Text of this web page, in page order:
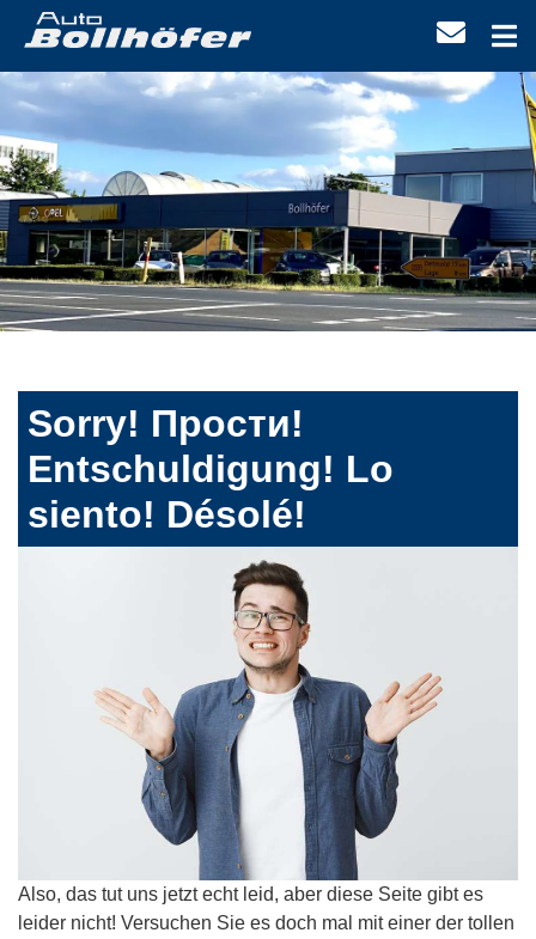
Sorry! Прости!
Entschuldigung! Lo
siento! Désolé!
Also, das tut uns jetzt echt leid, aber diese Seite gibt es
leider nicht! Versuchen Sie es doch mal mit einer der tollen